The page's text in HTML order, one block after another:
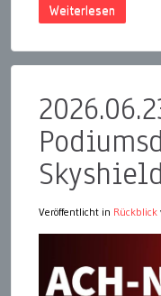
Weiterlesen
Skyshield
Veröffentlicht in Rückblick